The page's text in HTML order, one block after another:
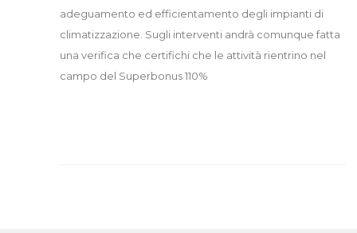
adeguamento ed efficientamento degli impianti di
climatizzazione. Sugli interventi andrà comunque fatta
una verifica che certifichi che le attività rientrino nel
campo del Superbonus 110%